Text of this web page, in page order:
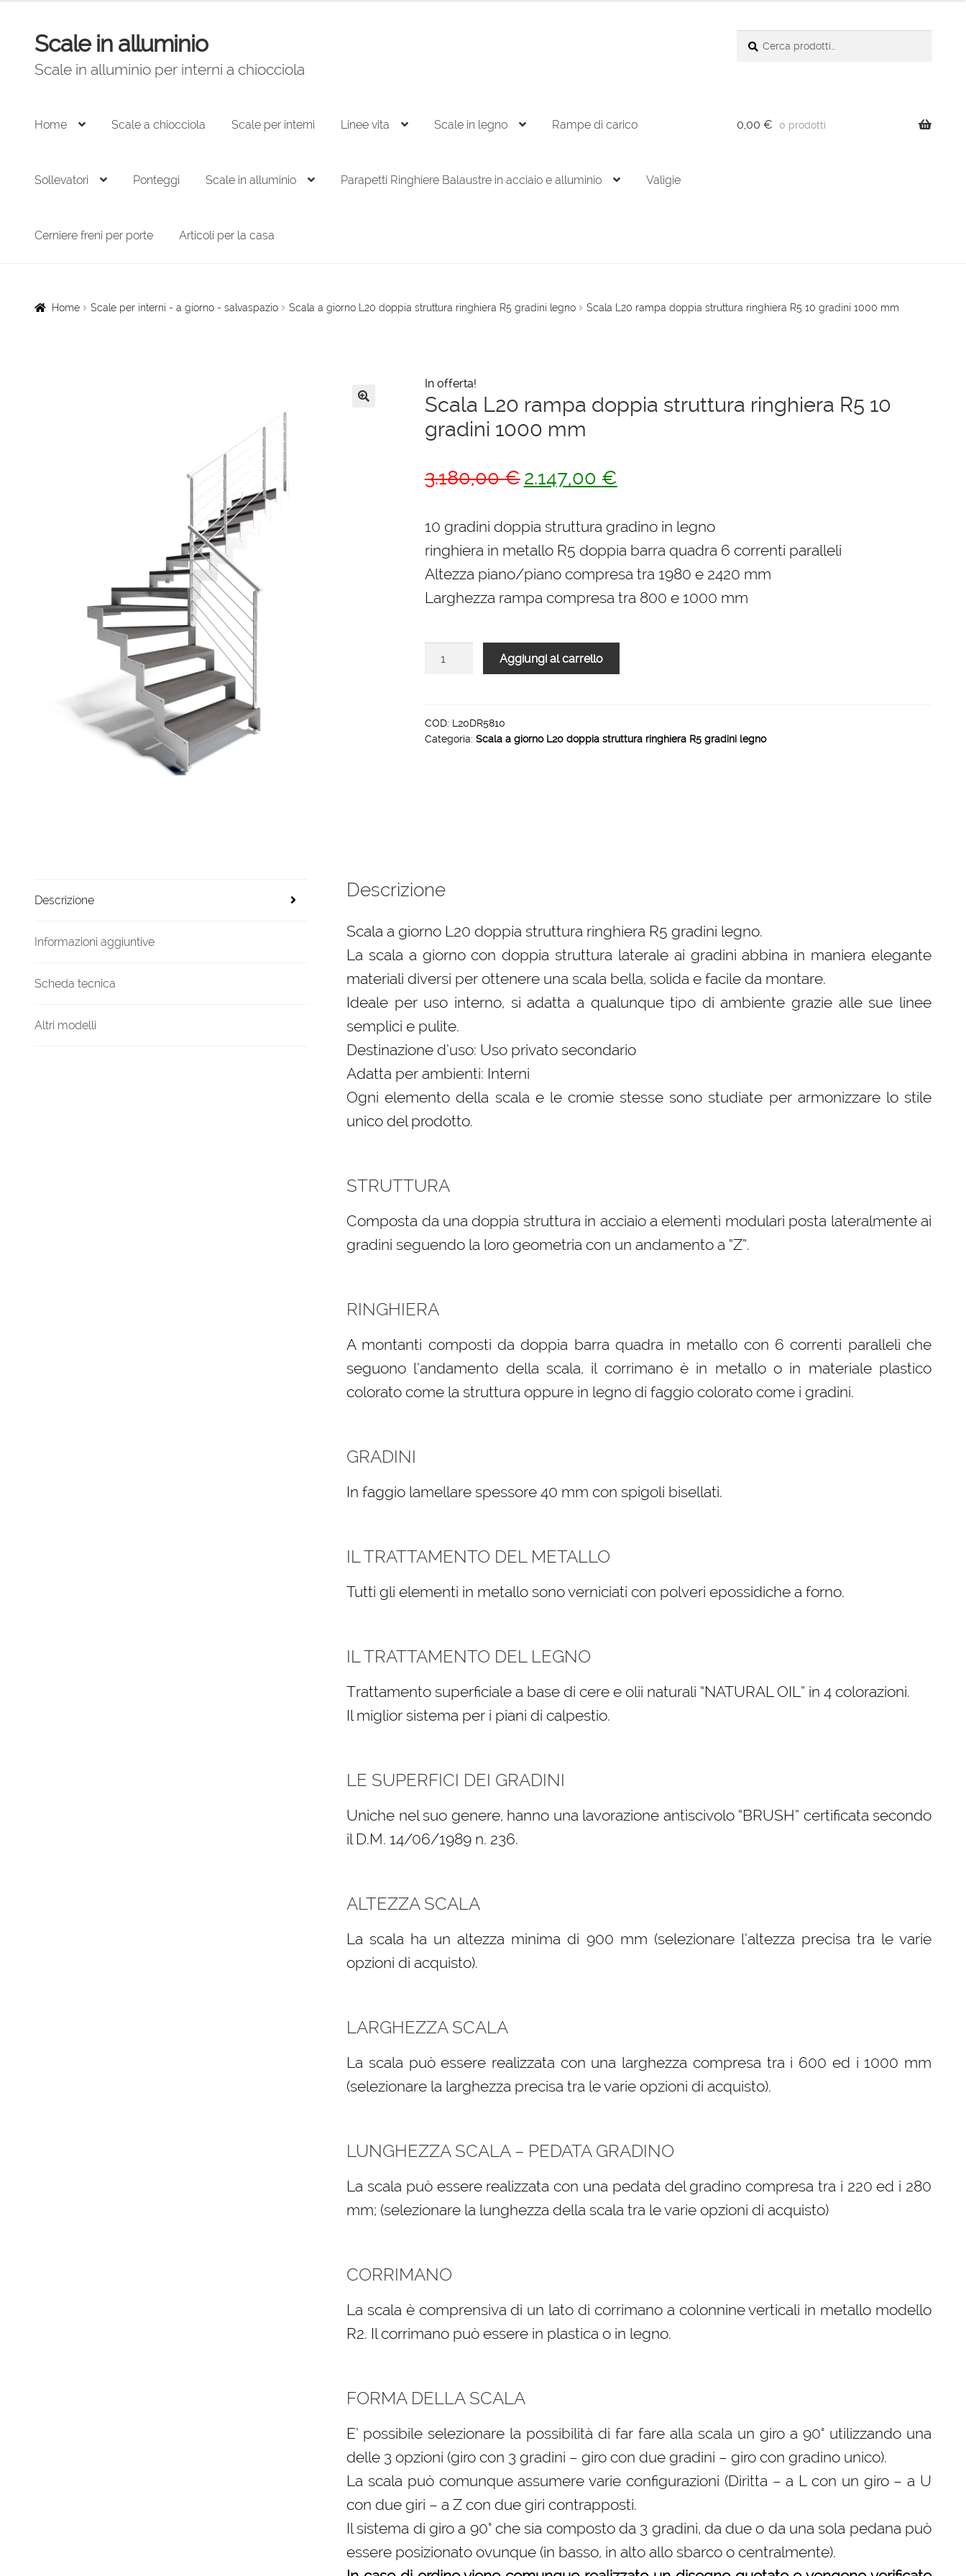
Vai
alla
navigazione
Vai
al
contenuto
Scale in alluminio
Scale in alluminio per interni a chiocciola
Home Scale a chiocciola Scale per interni Linee vita Scale in legno Rampe di carico
Sollevatori Ponteggi Scale in alluminio Parapetti Ringhiere Balaustre in acciaio e alluminio Valigie
Cerniere freni per porte Articoli per la casa
0,00 € 0 prodotti
Home Scale per interni - a giorno - salvaspazio Scala a giorno L20 doppia struttura ringhiera R5 gradini legno Scala L20 rampa doppia struttura ringhiera R5 10 gradini 1000 mm
In offerta!
Scala L20 rampa doppia struttura ringhiera R5 10
gradini 1000 mm
3.180,00€ Il
originale
era:
3.180,00 €.
2.147,00 €
attuale
è:
2.147,00 €.
10 gradini doppia struttura gradino in legno
ringhiera in metallo R5 doppia barra quadra 6 correnti paralleli
Altezza piano/piano compresa tra 1980 e 2420 mm
Larghezza rampa compresa tra 800 e 1000 mm
struttura
ringhiera
Aggiungi al carrello
COD: L20DR5810
Categoria: Scala a giorno L20 doppia struttura ringhiera R5 gradini legno
Descrizione
Informazioni aggiuntive
Scheda tecnica
Altri modelli
Descrizione
Scala a giorno L20 doppia struttura ringhiera R5 gradini legno.
La scala a giorno con doppia struttura laterale ai gradini abbina in maniera elegante
materiali diversi per ottenere una scala bella, solida e facile da montare.
Ideale per uso interno, si adatta a qualunque tipo di ambiente grazie alle sue linee
semplici e pulite.
Destinazione d’uso: Uso privato secondario
Adatta per ambienti: Interni
Ogni elemento della scala e le cromie stesse sono studiate per armonizzare lo stile
unico del prodotto.
STRUTTURA
Composta da una doppia struttura in acciaio a elementi modulari posta lateralmente ai
gradini seguendo la loro geometria con un andamento a “Z”.
RINGHIERA
A montanti composti da doppia barra quadra in metallo con 6 correnti paralleli che
seguono l’andamento della scala, il corrimano è in metallo o in materiale plastico
colorato come la struttura oppure in legno di faggio colorato come i gradini.
GRADINI
In faggio lamellare spessore 40 mm con spigoli bisellati.
IL TRATTAMENTO DEL METALLO
Tutti gli elementi in metallo sono verniciati con polveri epossidiche a forno.
IL TRATTAMENTO DEL LEGNO
Trattamento superficiale a base di cere e olii naturali “NATURAL OIL” in 4 colorazioni.
Il miglior sistema per i piani di calpestio.
LE SUPERFICI DEI GRADINI
Uniche nel suo genere, hanno una lavorazione antiscivolo “BRUSH” certificata secondo
il D.M. 14/06/1989 n. 236.
ALTEZZA SCALA
La scala ha un altezza minima di 900 mm (selezionare l’altezza precisa tra le varie
opzioni di acquisto).
LARGHEZZA SCALA
La scala può essere realizzata con una larghezza compresa tra i 600 ed i 1000 mm
(selezionare la larghezza precisa tra le varie opzioni di acquisto).
LUNGHEZZA SCALA – PEDATA GRADINO
La scala può essere realizzata con una pedata del gradino compresa tra i 220 ed i 280
mm; (selezionare la lunghezza della scala tra le varie opzioni di acquisto)
CORRIMANO
La scala è comprensiva di un lato di corrimano a colonnine verticali in metallo modello
R2. Il corrimano può essere in plastica o in legno.
FORMA DELLA SCALA
E’ possibile selezionare la possibilità di far fare alla scala un giro a 90° utilizzando una
delle 3 opzioni (giro con 3 gradini – giro con due gradini – giro con gradino unico).
La scala può comunque assumere varie configurazioni (Diritta – a L con un giro – a U
con due giri – a Z con due giri contrapposti.
Il sistema di giro a 90° che sia composto da 3 gradini, da due o da una sola pedana può
essere posizionato ovunque (in basso, in alto allo sbarco o centralmente).
originale
3.180,00 €.
attuale